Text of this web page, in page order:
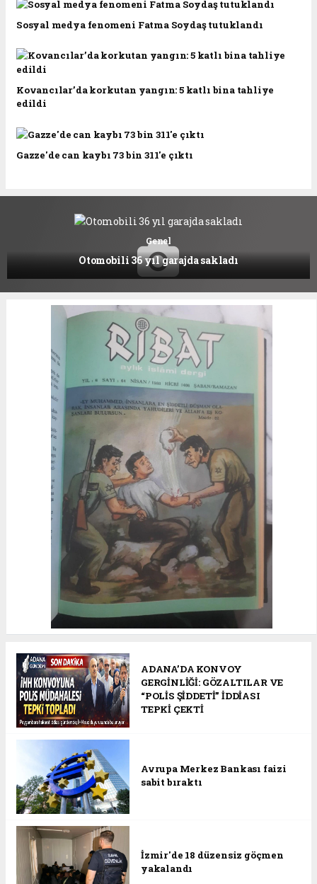
Sosyal medya fenomeni Fatma Soydaş tutuklandı
Kovancılar’da korkutan yangın: 5 katlı bina tahliye
edildi
Gazze'de can kaybı 73 bin 311'e çıktı
Genel
Otomobili 36 yıl garajda sakladı
ADANA’DA KONVOY
GERGİNLİĞİ: GÖZALTILAR VE
“POLİS ŞİDDETİ” İDDİASI
TEPKİ ÇEKTİ
Avrupa Merkez Bankası faizi
sabit bıraktı
İzmir'de 18 düzensiz göçmen
yakalandı